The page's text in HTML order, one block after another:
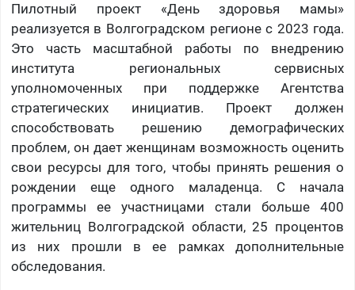
Пилотный проект «День здоровья мамы»
реализуется в Волгоградском регионе с 2023 года.
Это часть масштабной работы по внедрению
института региональных сервисных
уполномоченных при поддержке Агентства
стратегических инициатив. Проект должен
способствовать решению демографических
проблем, он дает женщинам возможность оценить
свои ресурсы для того, чтобы принять решения о
рождении еще одного маладенца. С начала
программы ее участницами стали больше 400
жительниц Волгоградской области, 25 процентов
из них прошли в ее рамках дополнительные
обследования.